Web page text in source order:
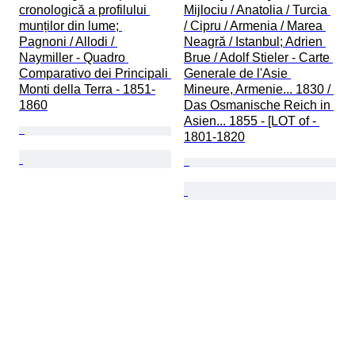
cronologică a profilului
munților din lume;
Pagnoni / Allodi /
Naymiller - Quadro
Comparativo dei Principali
Monti della Terra - 1851-
1860
Mijlociu / Anatolia / Turcia
/ Cipru / Armenia / Marea
Neagră / Istanbul; Adrien
Brue / Adolf Stieler - Carte
Generale de l'Asie
Mineure, Armenie... 1830 /
Das Osmanische Reich in
Asien... 1855 - [LOT of -
1801-1820